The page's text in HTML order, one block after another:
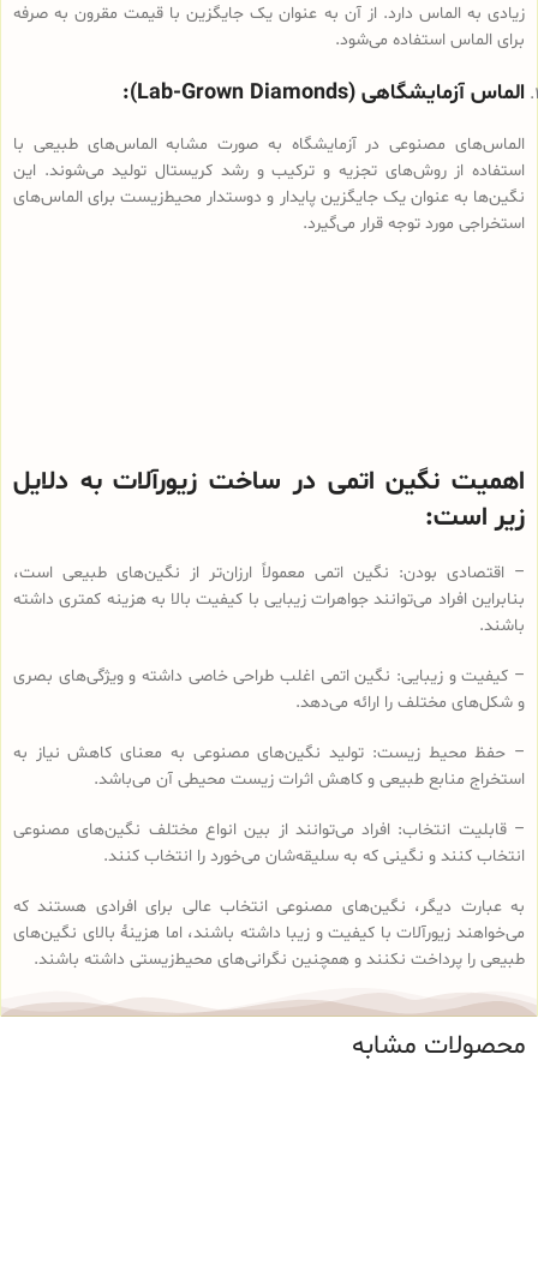
زیادی به الماس دارد. از آن به عنوان یک جایگزین با قیمت مقرون به صرفه
برای الماس استفاده می‌شود.
الماس آزمایشگاهی (Lab-Grown Diamonds):
الماس‌های مصنوعی در آزمایشگاه به صورت مشابه الماس‌های طبیعی با
استفاده از روش‌های تجزیه و ترکیب و رشد کریستال تولید می‌شوند. این
نگین‌ها به عنوان یک جایگزین پایدار و دوستدار محیط‌زیست برای الماس‌های
استخراجی مورد توجه قرار می‌گیرد.
اهمیت نگین اتمی در ساخت زیورآلات به دلایل
زیر است:
– اقتصادی‌ بودن: نگین اتمی معمولاً ارزان‌تر از نگین‌های طبیعی است،
بنابراین افراد می‌توانند جواهرات زیبایی با کیفیت بالا به هزینه کمتری داشته
باشند.
– کیفیت و زیبایی: نگین اتمی اغلب طراحی خاصی داشته و ویژگی‌های بصری
و شکل‌های مختلف را ارائه می‌دهد.
– حفظ محیط زیست: تولید نگین‌های مصنوعی به معنای کاهش نیاز به
استخراج منابع طبیعی و کاهش اثرات زیست محیطی آن می‌باشد.
– قابلیت انتخاب: افراد می‌توانند از بین انواع مختلف نگین‌های مصنوعی
انتخاب کنند و نگینی که به سلیقه‌شان می‌خورد را انتخاب کنند.
به عبارت دیگر، نگین‌های مصنوعی انتخاب عالی برای افرادی هستند که
می‌خواهند زیورآلات با کیفیت و زیبا داشته باشند، اما هزینهٔ بالای نگین‌های
طبیعی را پرداخت نکنند و همچنین نگرانی‌های محیط‌زیستی داشته باشند.
محصولات مشابه